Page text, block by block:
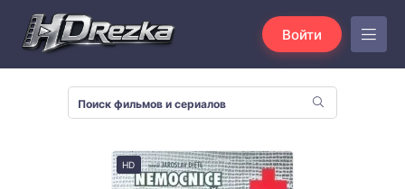
Войти
HD